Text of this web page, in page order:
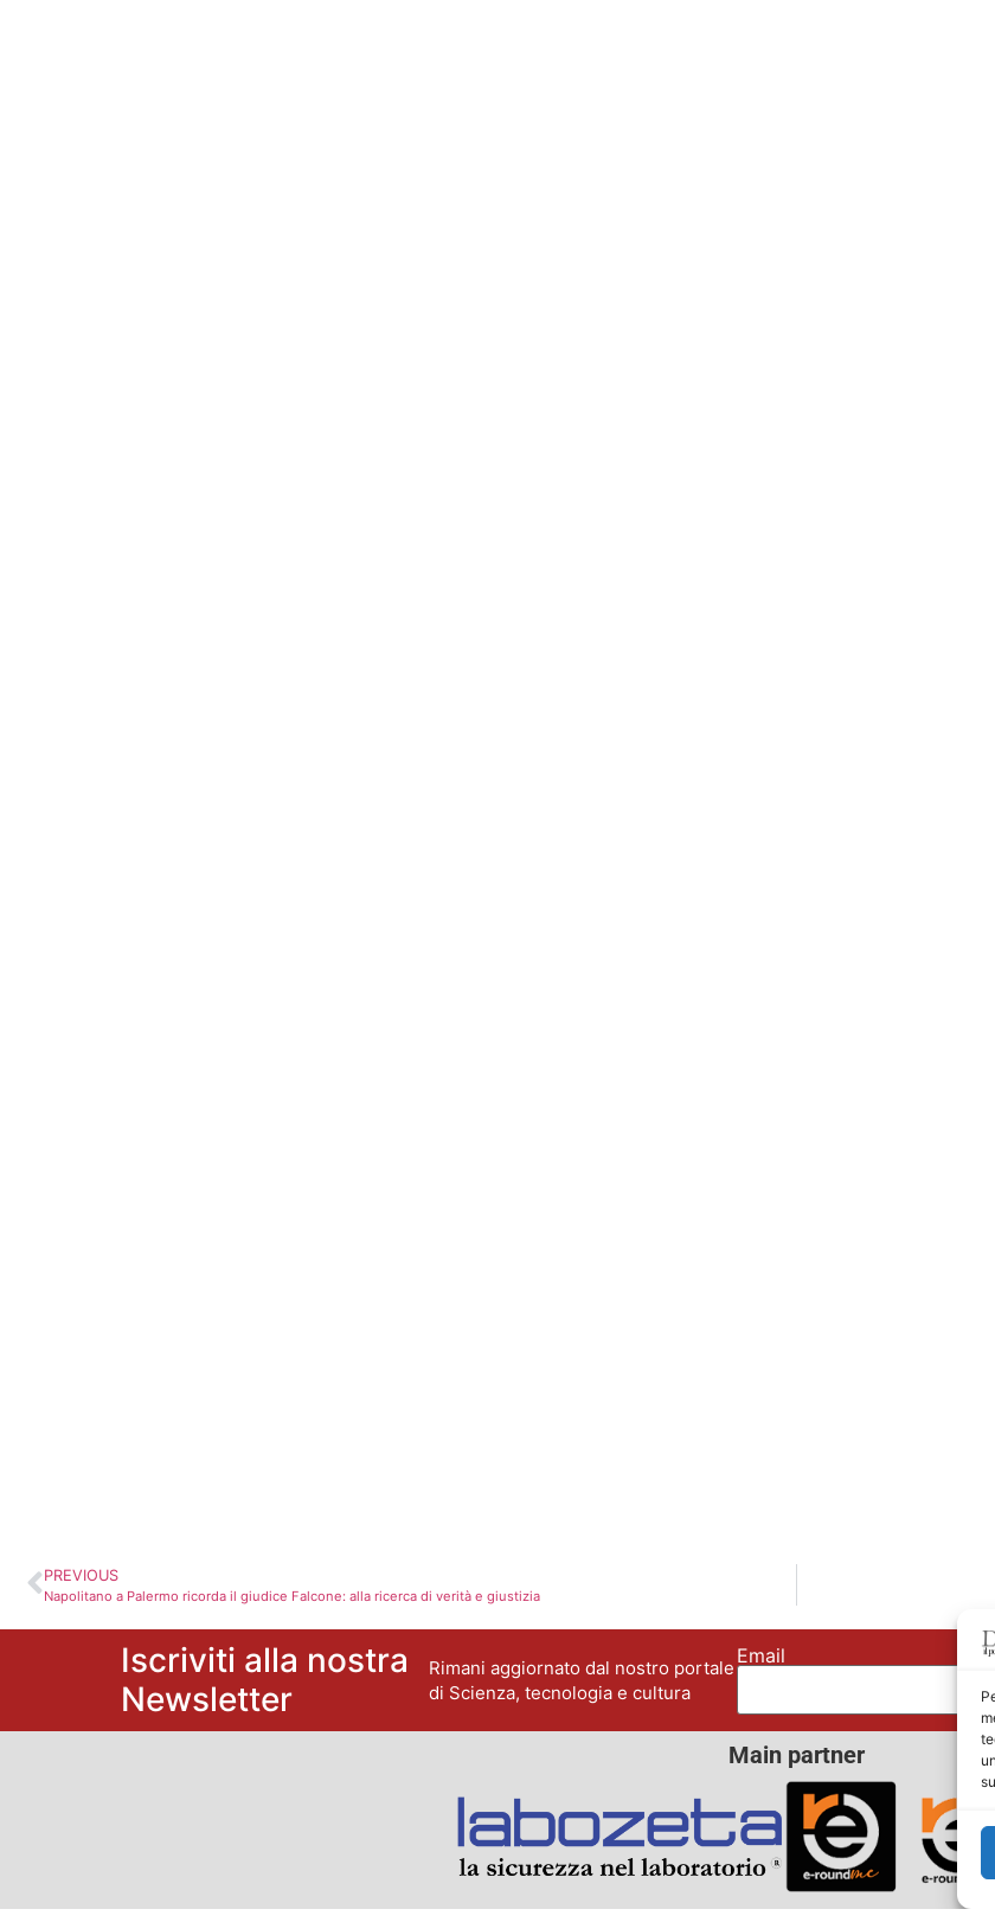
PREVIOUS
Napolitano a Palermo ricorda il giudice Falcone: alla ricerca di verità e giustizia
Iscriviti alla nostra
Newsletter
Rimani aggiornato dal nostro portale
di Scienza, tecnologia e cultura
Email
Main partner